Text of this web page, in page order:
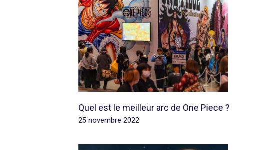
Quel est le meilleur arc de One Piece ?
25 novembre 2022